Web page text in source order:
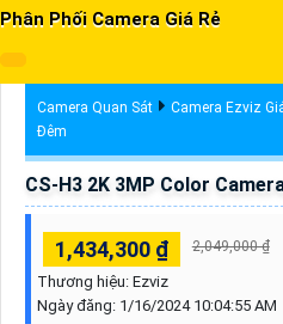
Phân Phối Camera Giá Rẻ
Camera Quan Sát Camera Ezviz
Đêm
CS-H3 2K 3MP Color
1,434,300 ₫ 2,049,000 ₫
Thương hiệu: Ezviz
Ngày đăng: 1/16/2024 10:04:55 AM